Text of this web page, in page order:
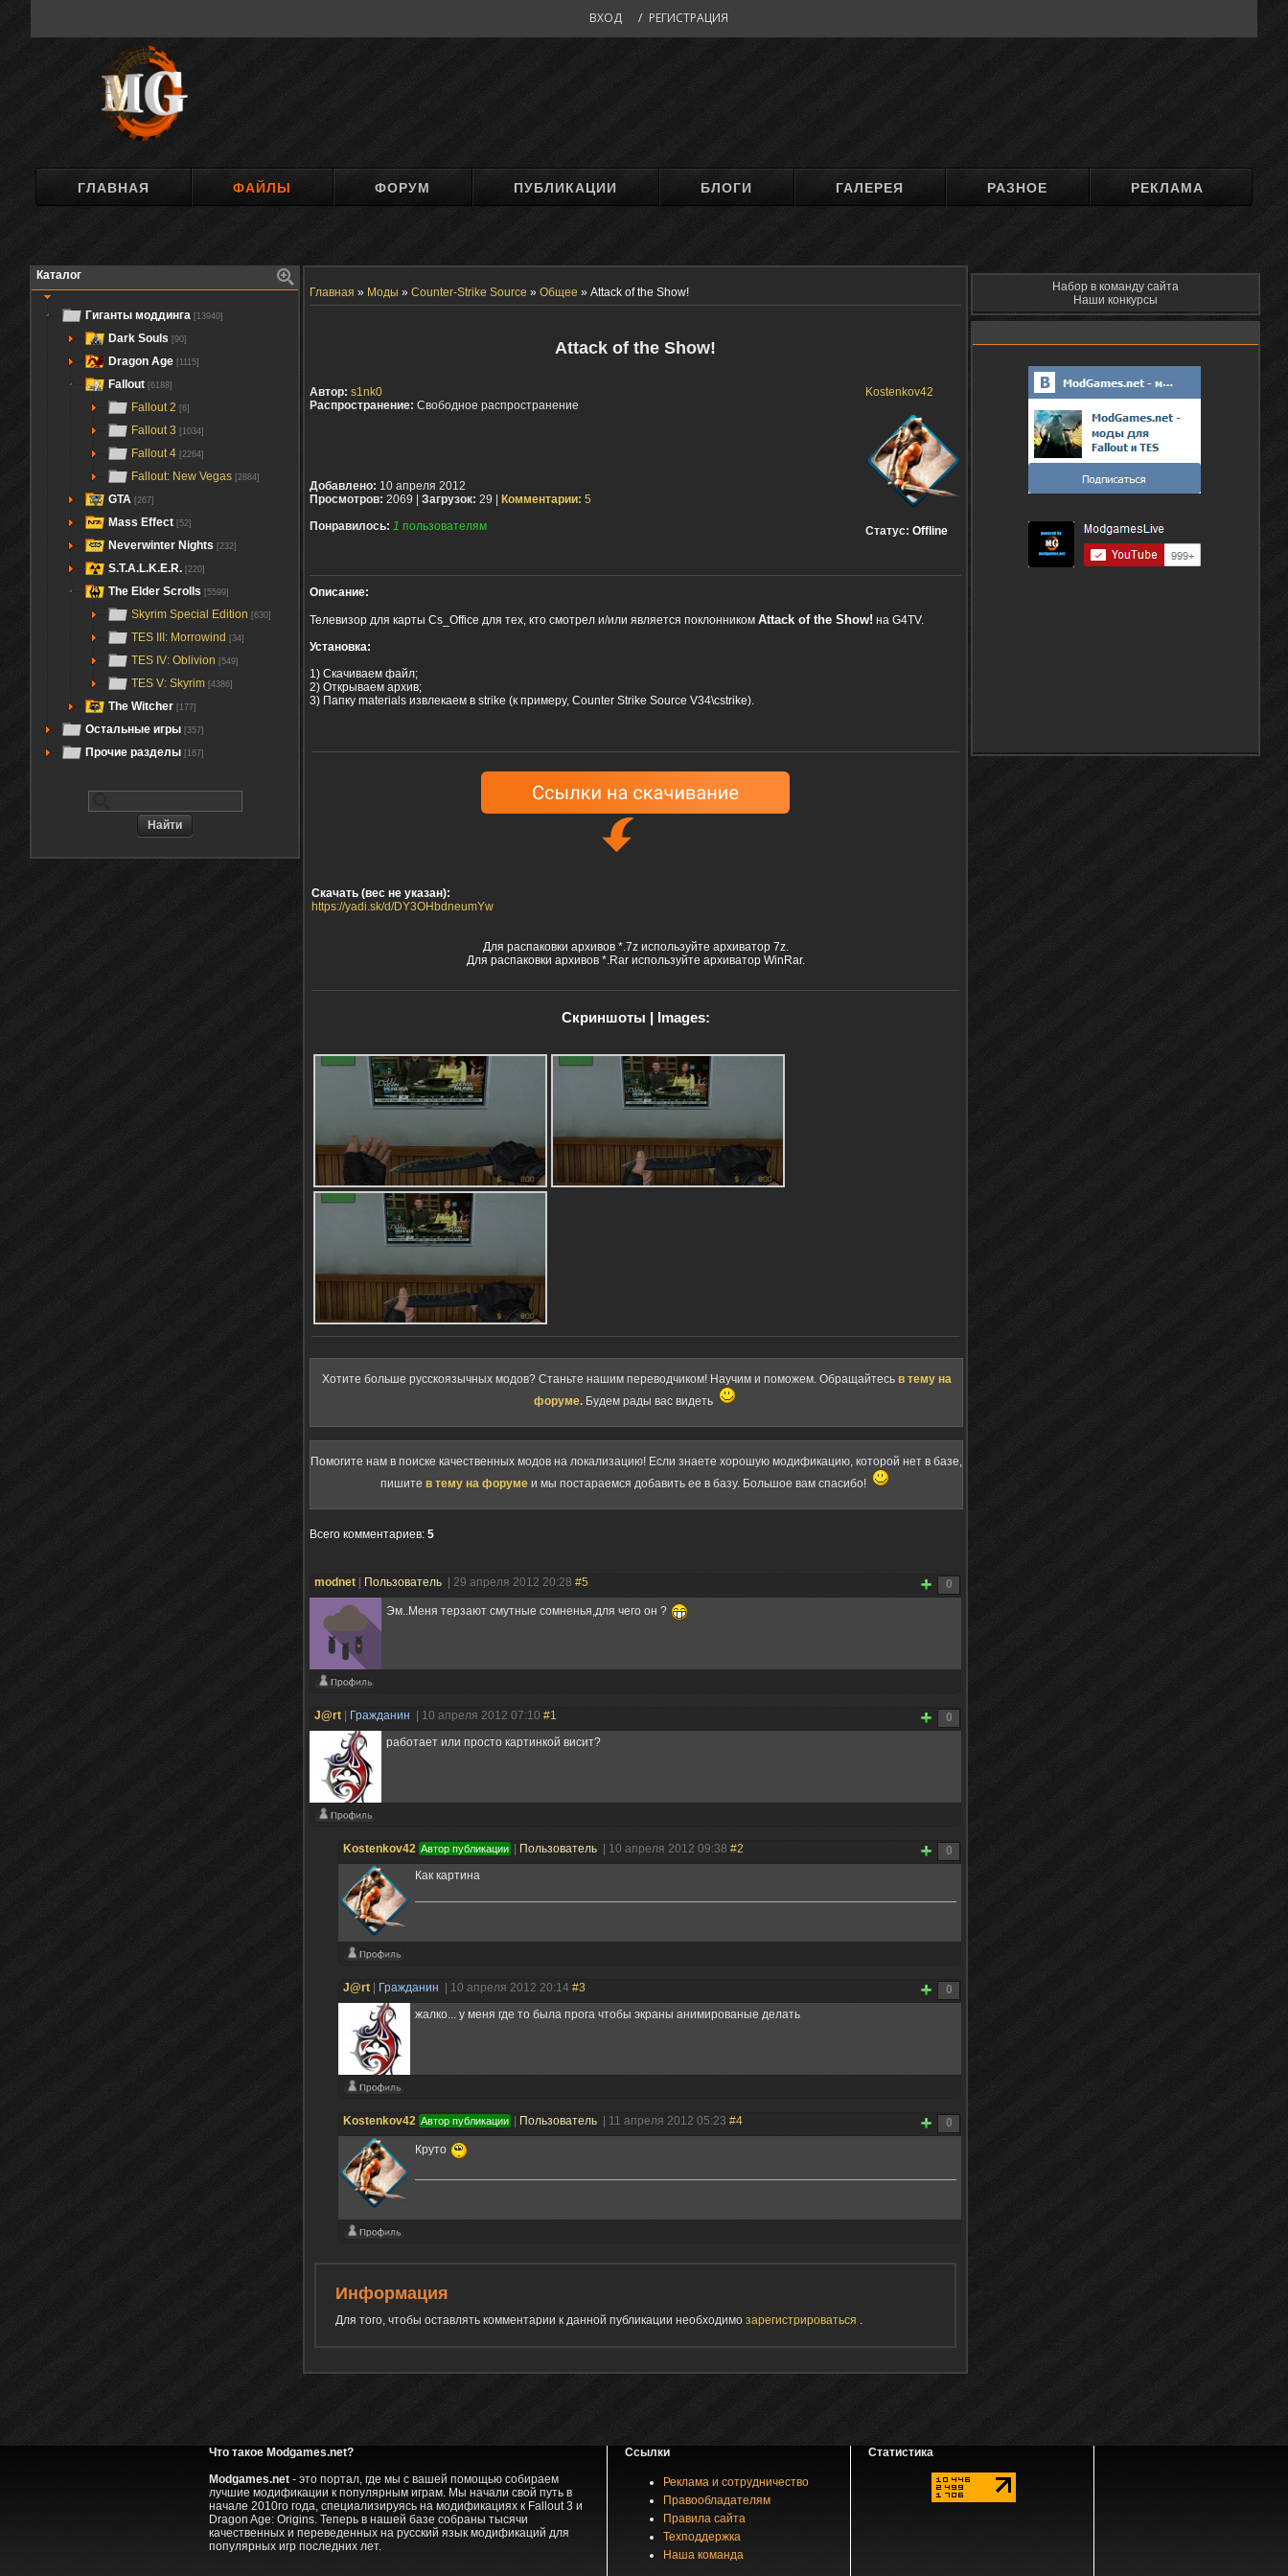
ВХОД / РЕГИСТРАЦИЯ
ГЛАВНАЯ ФАЙЛЫ ФОРУМ ПУБЛИКАЦИИ БЛОГИ ГАЛЕРЕЯ РАЗНОЕ РЕКЛАМА
Каталог
Гиганты моддинга [13940]
Dark Souls [90]
Dragon Age [1115]
Fallout [6188]
Fallout 2 [6]
Fallout 3 [1034]
Fallout 4 [2264]
Fallout: New Vegas [2884]
GTA [267]
Mass Effect [52]
Neverwinter Nights [232]
S.T.A.L.K.E.R. [220]
The Elder Scrolls [5599]
Skyrim Special Edition [630]
TES III: Morrowind [34]
TES IV: Oblivion [549]
TES V: Skyrim [4386]
The Witcher [177]
Остальные игры [357]
Прочие разделы [167]
Главная » Моды » Counter-Strike Source » Общее » Attack of the Show!
Attack of the Show!
Kostenkov42
Статус: Offline
Автор: s1nk0
Распространение: Свободное распространение
Добавлено: 10 апреля 2012
Просмотров: 2069 | Загрузок: 29 | Комментарии: 5
Понравилось: 1 пользователям
Описание:
Телевизор для карты Cs_Office для тех, кто смотрел и/или является поклонником Attack of the Show! на G4TV.
Установка:
1) Скачиваем файл;
2) Открываем архив;
3) Папку materials извлекаем в strike (к примеру, Counter Strike Sourсe V34\cstrike).
Скачать (вес не указан):
https://yadi.sk/d/DY3OHbdneumYw
Для распаковки архивов *.7z используйте архиватор 7z.
Для распаковки архивов *.Rar используйте архиватор WinRar.
Скриншоты | Images:
Хотите больше русскоязычных модов? Станьте нашим переводчиком! Научим и поможем. Обращайтесь в тему на
форуме. Будем рады вас видеть
Помогите нам в поиске качественных модов на локализацию! Если знаете хорошую модификацию, которой нет в базе,
пишите в тему на форуме и мы постараемся добавить ее в базу. Большое вам спасибо!
Всего комментариев: 5
0
modnet Пользователь | 29 апреля 2012 20:28 #5
Эм..Меня терзают смутные сомненья,для чего он ?
0
J@rt Гражданин | 10 апреля 2012 07:10 #1
работает или просто картинкой висит?
0
Kostenkov42 Автор публикации Пользователь | 10 апреля 2012 09:38 #2
Как картина
0
J@rt Гражданин | 10 апреля 2012 20:14 #3
жалко... у меня где то была прога чтобы экраны анимированые делать
0
Kostenkov42 Автор публикации Пользователь | 11 апреля 2012 05:23 #4
Круто
Информация
Для того, чтобы оставлять комментарии к данной публикации необходимо зарегистрироваться .
Набор в команду сайта
Наши конкурсы
Что такое Modgames.net?
Modgames.net- это портал, где мы с вашей помощью собираем
лучшие модификации к популярным играм. Мы начали свой путь в
начале 2010го года, специализируясь на модификациях к Fallout 3 и
Dragon Age: Origins. Теперь в нашей базе собраны тысячи
качественных и переведенных на русский язык модификаций для
популярных игр последних лет.
Ссылки
Реклама и сотрудничество
Правообладателям
Правила сайта
Техподдержка
Наша команда
Статистика